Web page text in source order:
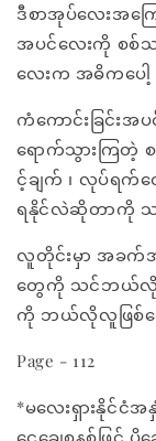
ဒီစာအုပ်လေးအကြေ
အပင်လေးကို စစ်
လေးက အဓိကပေါ့
ကံကောင်းခြင်း
ရောက်သွားကြတဲ့
င့်ချက် ၊ လုပ်ရ
ရနိုင်လဲဆိုတာကို သင်
လူတိုင်းမှာ အခက်
တွေကို သင်ဘယ်လို
ကို ဘယ်လိုလူဖြစ်စ
Page - 112
*မလေးရှားနိုင်ငံ
ငွေချေစနစ်ဖြင့်